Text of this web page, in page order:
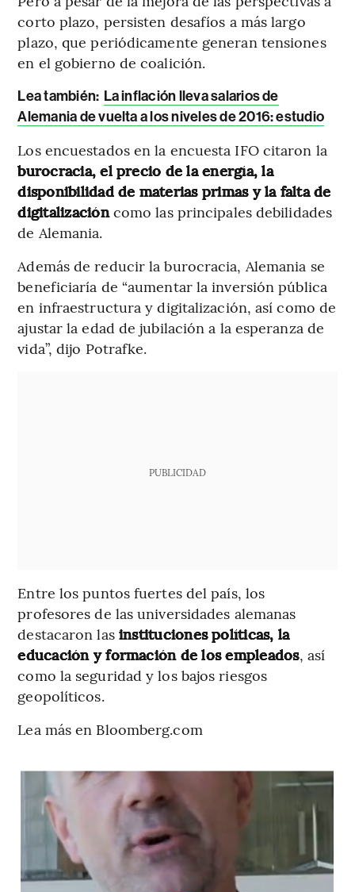
corto plazo, persisten desafíos a más largo
plazo, que periódicamente generan tensiones
en el gobierno de coalición.
Lea también: La inflación lleva salarios de
Alemania de vuelta a los niveles de 2016: estudio
Los encuestados en la encuesta IFO citaron la
burocracia, el precio de la energía, la
disponibilidad de materias primas y la falta de
digitalizacióncomo las principales debilidades
de Alemania.
Además de reducir la burocracia, Alemania se
beneficiaría de “aumentar la inversión pública
en infraestructura y digitalización, así como de
ajustar la edad de jubilación a la esperanza de
vida”, dijo Potrafke.
PUBLICIDAD
Entre los puntos fuertes del país, los
profesores de las universidades alemanas
destacaron las instituciones políticas, la
educación y formación de los empleados, así
como la seguridad y los bajos riesgos
geopolíticos.
Lea más en Bloomberg.com